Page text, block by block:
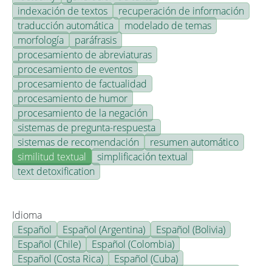
indexación de textos
recuperación de información
traducción automática
modelado de temas
morfología
paráfrasis
procesamiento de abreviaturas
procesamiento de eventos
procesamiento de factualidad
procesamiento de humor
procesamiento de la negación
sistemas de pregunta-respuesta
sistemas de recomendación
resumen automático
similitud textual
simplificación textual
text detoxification
Idioma
Español
Español (Argentina)
Español (Bolivia)
Español (Chile)
Español (Colombia)
Español (Costa Rica)
Español (Cuba)